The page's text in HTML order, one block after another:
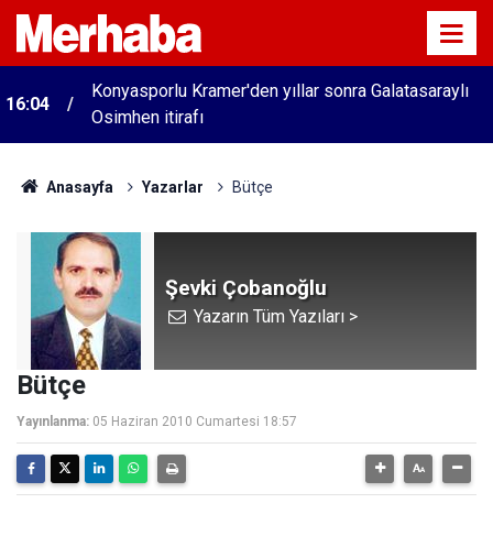
16:04
Konyasporlu Kramer'den yıllar sonra Galatasaraylı
Osimhen itirafı
Anasayfa Yazarlar Bütçe
Şevki Çobanoğlu
Yazarın Tüm Yazıları >
Bütçe
Yayınlanma: 05 Haziran 2010 Cumartesi 18:57